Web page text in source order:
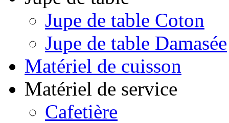
Jupe de table Coton
Jupe de table Damasée
Matériel de cuisson
Matériel de service
Cafetière